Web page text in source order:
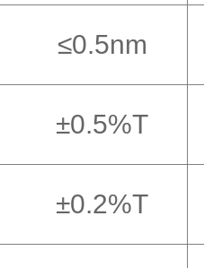
≤0.5nm
±0.5%T
±0.2%T